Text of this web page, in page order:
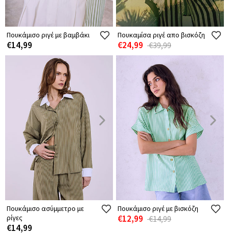
Πουκάμισο ριγέ με βαμβάκι
€14,99
Πουκαμίσα ριγέ απο βισκόζη
€24,99 €39,99
Πουκάμισο ασύμμετρο με
ρίγες
€14,99
Πουκάμισο ριγέ με βισκόζη
€12,99 €14,99